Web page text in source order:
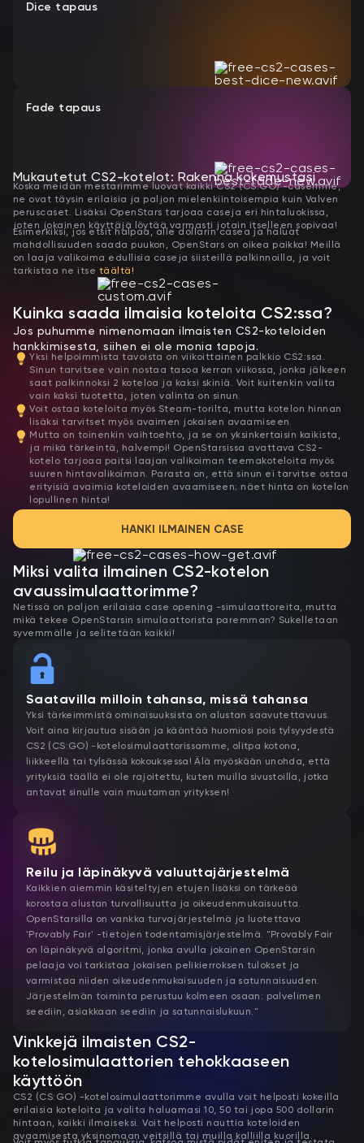
Dice tapaus
Fade tapaus
Mukautetut CS2-kotelot: Rakenna kokemustasi
Koska meidän mestarimme luovat kaikki CS2 (CS:GO) -casemme,
ne ovat täysin erilaisia ja paljon mielenkiintoisempia kuin Valven
peruscaset. Lisäksi OpenStars tarjoaa caseja eri hintaluokissa,
joten jokainen käyttäjä löytää varmasti jotain itselleen sopivaa!
Esimerkiksi, jos etsit halpaa, alle dollarin casea ja haluat
mahdollisuuden saada puukon, OpenStars on oikea paikka! Meillä
on laaja valikoima edullisia caseja siisteillä palkinnoilla, ja voit
tarkistaa ne itse täältä!
Kuinka saada ilmaisia ​​koteloita CS2:ssa?
Jos puhumme nimenomaan ilmaisten CS2-koteloiden
hankkimisesta, siihen ei ole monia tapoja.
Yksi helpoimmista tavoista on viikoittainen palkkio CS2:ssa.
Sinun tarvitsee vain nostaa tasoa kerran viikossa, jonka jälkeen
saat palkinnoksi 2 koteloa ja kaksi skiniä. Voit kuitenkin valita
vain kaksi tuotetta, joten valinta on sinun.
Voit ostaa koteloita myös Steam-torilta, mutta kotelon hinnan
lisäksi tarvitset myös avaimen jokaisen avaamiseen.
Mutta on toinenkin vaihtoehto, ja se on yksinkertaisin kaikista,
ja mikä tärkeintä, halvempi! OpenStarsissa avattava CS2-
kotelo tarjoaa paitsi laajan valikoiman teemakoteloita myös
suuren hintavalikoiman. Parasta on, että sinun ei tarvitse ostaa
erityisiä avaimia koteloiden avaamiseen; näet hinta on kotelon
lopullinen hinta!
HANKI ILMAINEN CASE
Miksi valita ilmainen CS2-kotelon
avaussimulaattorimme?
Netissä on paljon erilaisia case opening -simulaattoreita, mutta
mikä tekee OpenStarsin simulaattorista paremman? Sukelletaan
syvemmälle ja selitetään kaikki!
Saatavilla milloin tahansa, missä tahansa
Yksi tärkeimmistä ominaisuuksista on alustan saavutettavuus.
Voit aina kirjautua sisään ja kääntää huomiosi pois tylsyydestä
CS2 (CS:GO) -kotelosimulaattorissamme, olitpa kotona,
liikkeellä tai tylsässä kokouksessa! Älä myöskään unohda, että
yrityksiä täällä ei ole rajoitettu, kuten muilla sivustoilla, jotka
antavat sinulle vain muutaman yrityksen!
Reilu ja läpinäkyvä valuuttajärjestelmä
Kaikkien aiemmin käsiteltyjen etujen lisäksi on tärkeää
korostaa alustan turvallisuutta ja oikeudenmukaisuutta.
OpenStarsilla on vankka turvajärjestelmä ja luotettava
'Provably Fair' -tietojen todentamisjärjestelmä. "Provably Fair
on läpinäkyvä algoritmi, jonka avulla jokainen OpenStarsin
pelaaja voi tarkistaa jokaisen pelikierroksen tulokset ja
varmistaa niiden oikeudenmukaisuuden ja satunnaisuuden.
Järjestelmän toiminta perustuu kolmeen osaan: palvelimen
seediin, asiakkaan seediin ja satunnaislukuun."
Vinkkejä ilmaisten CS2-
kotelosimulaattorien tehokkaaseen
käyttöön
CS2 (CS:GO) -kotelosimulaattorimme avulla voit helposti kokeilla
erilaisia ​​koteloita ja valita haluamasi 10, 50 tai jopa 500 dollarin
hintaan, kaikki ilmaiseksi. Voit helposti nauttia koteloiden
avaamisesta yksinomaan veitsillä tai muilla kalliilla kuorilla.